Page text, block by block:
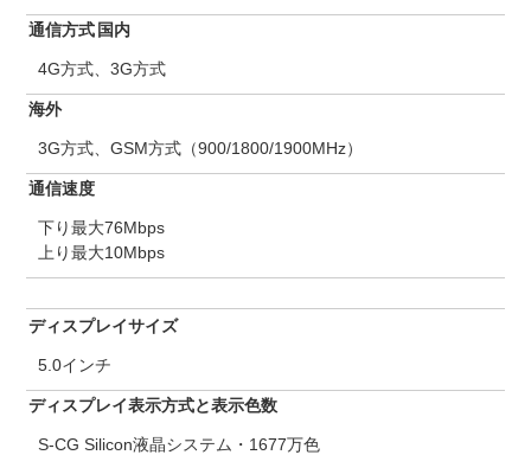
通信方式 国内
4G方式、3G方式
海外
3G方式、GSM方式（900/1800/1900MHz）
通信速度
下り最大76Mbps
上り最大10Mbps
ディスプレイサイズ
5.0インチ
ディスプレイ表示方式と表示色数
S-CG Silicon液晶システム・1677万色